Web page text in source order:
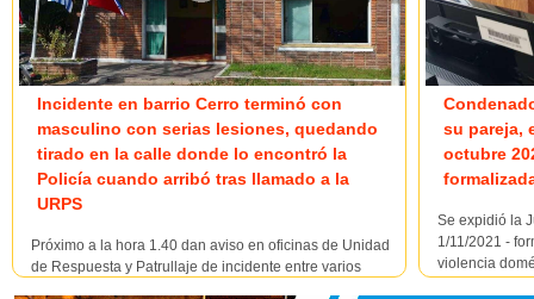
Incidente en barrio Cerro terminó con
masculino con serias lesiones, quedando
tirado en la calle donde lo encontró la
Policía cuando arribó tras llamado a la
URPS
Próximo a la hora 1.40 dan aviso en oficinas de Unidad
de Respuesta y Patrullaje de incidente entre varios
su pareja,
octubre
Se expidió la
1/11/2021 -
violencia